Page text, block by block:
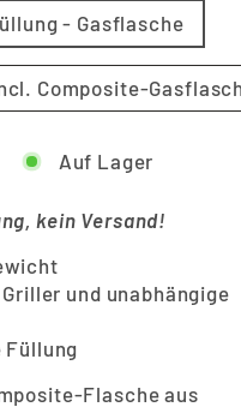
- Gasflasche
Composite-
Auf Lager
kein Versand!
und unabhängige
Füllung
Flasche aus